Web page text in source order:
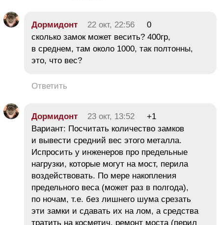
Дормидонт 22 окт, 22:56
0
сколько замок может весить? 400гр,
в среднем, там около 1000, так полтонны,
это, что вес?
Ответить
Дормидонт 23 окт, 13:52
+1
Вариант: Посчитать количество замков
и вывести средний вес этого металла.
Испросить у инженеров про предельные
нагрузки, которые могут на мост, перила
воздействовать. По мере накопления
предельного веса (может раз в полгода),
по ночам, т.е. без лишнего шума срезать
эти замки и сдавать их на лом, а средства
тратить на косметич. ремонт моста (перил